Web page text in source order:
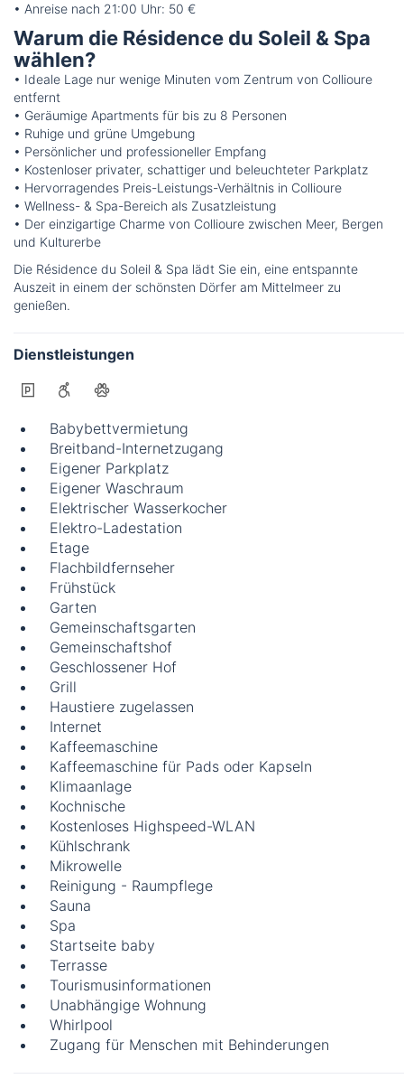
• Anreise nach 21:00 Uhr: 50 €
Warum die Résidence du Soleil & Spa
wählen?
• Ideale Lage nur wenige Minuten vom Zentrum von Collioure
entfernt
• Geräumige Apartments für bis zu 8 Personen
• Ruhige und grüne Umgebung
• Persönlicher und professioneller Empfang
• Kostenloser privater, schattiger und beleuchteter Parkplatz
• Hervorragendes Preis-Leistungs-Verhältnis in Collioure
• Wellness- & Spa-Bereich als Zusatzleistung
• Der einzigartige Charme von Collioure zwischen Meer, Bergen
und Kulturerbe
Die Résidence du Soleil & Spa lädt Sie ein, eine entspannte
Auszeit in einem der schönsten Dörfer am Mittelmeer zu
genießen.
Dienstleistungen
Babybettvermietung
Breitband-Internetzugang
Eigener Parkplatz
Eigener Waschraum
Elektrischer Wasserkocher
Elektro-Ladestation
Etage
Flachbildfernseher
Frühstück
Garten
Gemeinschaftsgarten
Gemeinschaftshof
Geschlossener Hof
Grill
Haustiere zugelassen
Internet
Kaffeemaschine
Kaffeemaschine für Pads oder Kapseln
Klimaanlage
Kochnische
Kostenloses Highspeed-WLAN
Kühlschrank
Mikrowelle
Reinigung - Raumpflege
Sauna
Spa
Startseite baby
Terrasse
Tourismusinformationen
Unabhängige Wohnung
Whirlpool
Zugang für Menschen mit Behinderungen